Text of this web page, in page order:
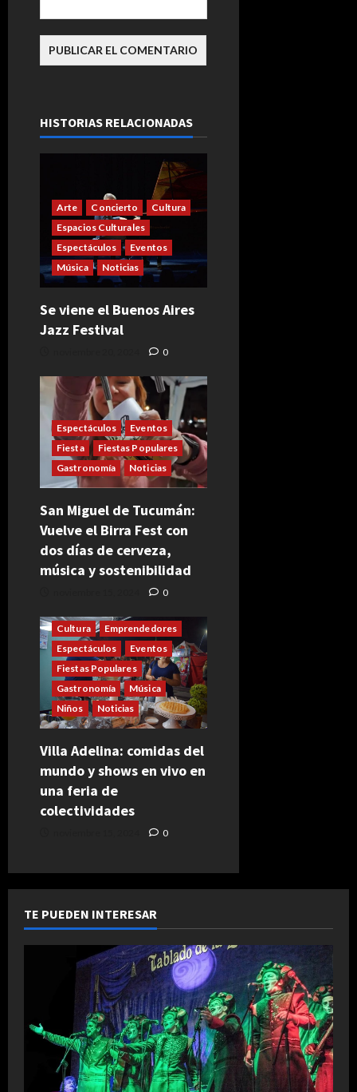
HISTORIAS RELACIONADAS
Arte Concierto
Cultura
Espacios Culturales
Espectáculos
Eventos
Música
Noticias
Se viene el Buenos Aires
Jazz Festival
0
Espectáculos
Eventos
Fiesta
Fiestas Populares
Gastronomía
Noticias
San Miguel de Tucumán:
Vuelve el Birra Fest con
dos días de cerveza,
música y sostenibilidad
0
Cultura
Emprendedores
Espectáculos
Eventos
Fiestas Populares
Gastronomía
Música
Niños
Noticias
Villa Adelina: comidas del
mundo y shows en vivo en
una feria de
colectividades
0
TE PUEDEN INTERESAR